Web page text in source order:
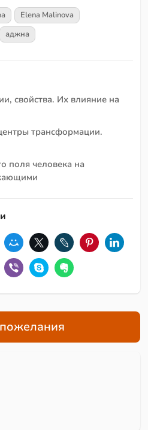
Elena Malinova
аджна
свойства. Их влияние на
трансформации.
поля человека на